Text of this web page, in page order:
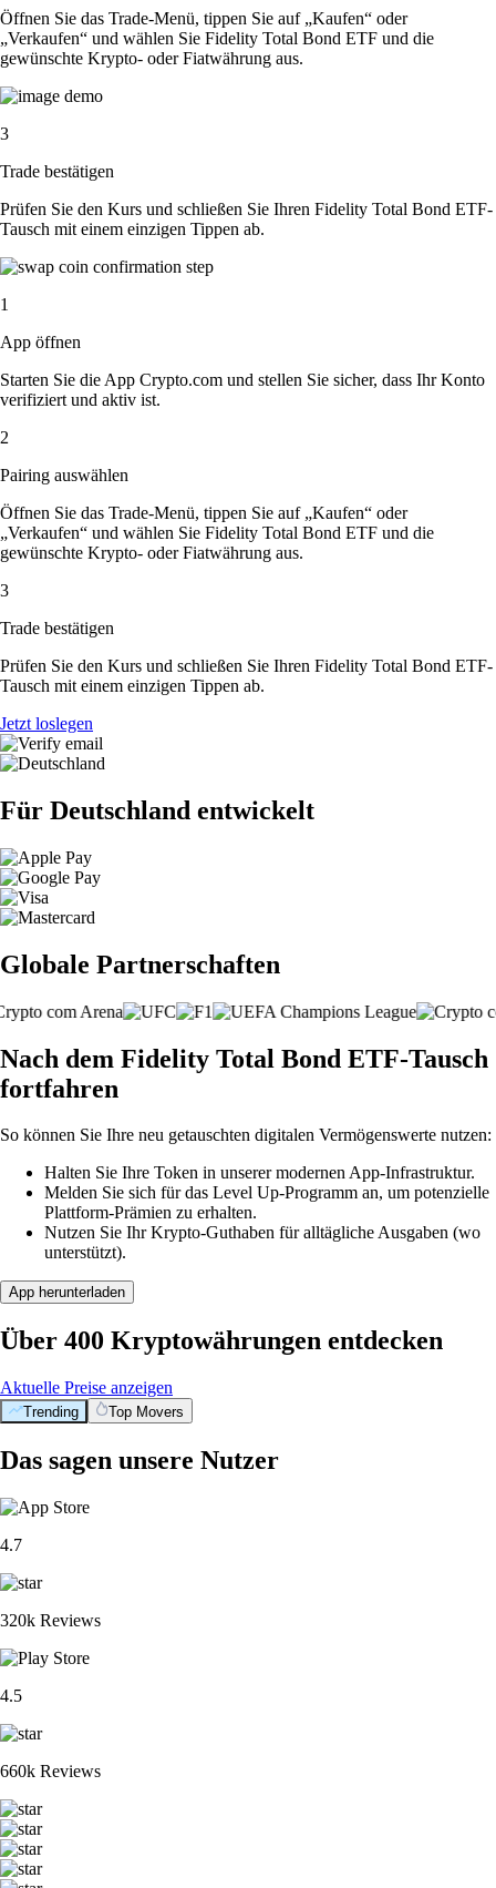
Öffnen Sie das Trade-Menü, tippen Sie auf „Kaufen“ oder
„Verkaufen“ und wählen Sie Fidelity Total Bond ETF und die
gewünschte Krypto- oder Fiatwährung aus.
3
Trade bestätigen
Prüfen Sie den Kurs und schließen Sie Ihren Fidelity Total Bond ETF-
Tausch mit einem einzigen Tippen ab.
1
App öffnen
Starten Sie die App Crypto.com und stellen Sie sicher, dass Ihr Konto
verifiziert und aktiv ist.
2
Pairing auswählen
Öffnen Sie das Trade-Menü, tippen Sie auf „Kaufen“ oder
„Verkaufen“ und wählen Sie Fidelity Total Bond ETF und die
gewünschte Krypto- oder Fiatwährung aus.
3
Trade bestätigen
Prüfen Sie den Kurs und schließen Sie Ihren Fidelity Total Bond ETF-
Tausch mit einem einzigen Tippen ab.
Jetzt loslegen
Für Deutschland entwickelt
Globale Partnerschaften
Nach dem Fidelity Total Bond ETF-Tausch
fortfahren
So können Sie Ihre neu getauschten digitalen Vermögenswerte nutzen:
Halten Sie Ihre Token in unserer modernen App-Infrastruktur.
Melden Sie sich für das Level Up-Programm an, um potenzielle
Plattform-Prämien zu erhalten.
Nutzen Sie Ihr Krypto-Guthaben für alltägliche Ausgaben (wo
unterstützt).
App herunterladen
Über 400 Kryptowährungen entdecken
Aktuelle Preise anzeigen
Trending Top Movers
Das sagen unsere Nutzer
4.7
320k Reviews
4.5
660k Reviews